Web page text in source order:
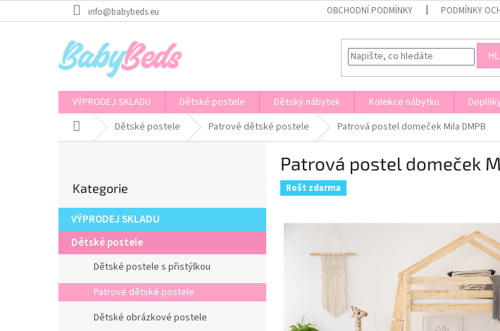
na
info@babybeds.eu OBCHODNÍ PODMÍNKY PODMÍNKY
VÝPRODEJ SKLADU Dětské postele Dětský nábytek Kolekce nábytku
Domů Dětské postele Patrové dětské postele Patrová postel domeček Mila DMPB
r
n
p
a
kategorie
Kategorie
VÝPRODEJ SKLADU
Dětské postele
Dětské postele s přistýlkou
Patrové dětské postele
Dětské obrázkové postele
Patrová postel domeček
Rošt zdarma